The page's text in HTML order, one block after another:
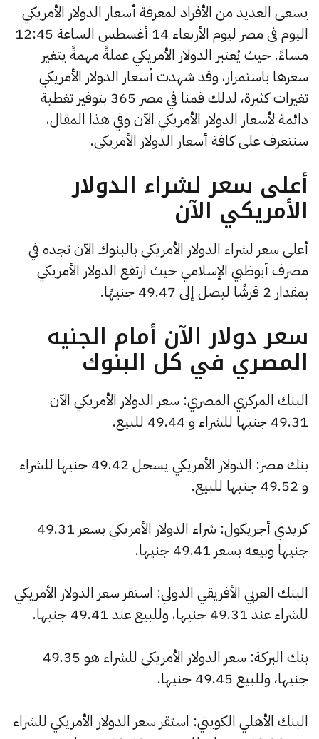
يسعى العديد من الأفراد لمعرفة أسعار الدولار الأمريكي
اليوم في مصر ليوم الأربعاء 14 أغسطس الساعة 12:45
مساءً. حيث يُعتبر الدولار الأمريكي عملةً مهمةً يتغير
سعرها باستمرار، وقد شهدت أسعار الدولار الأمريكي
تغيرات كثيرة، لذلك قمنا في مصر 365 بتوفير تغطية
دائمة لأسعار الدولار الأمريكي الآن وفي هذا المقال،
سنتعرف على كافة أسعار الدولار الأمريكي.
أعلى سعر لشراء الدولار
الأمريكي الآن
أعلى سعر لشراء الدولار الأمريكي بالبنوك الآن تجده في
مصرف أبوظبي الإسلامي حيث ارتفع الدولار الأمريكي
بمقدار 2 قرشًا ليصل إلى 49.47 جنيهًا.
سعر دولار الآن أمام الجنيه
المصري في كل البنوك
البنك المركزي المصري: سعر الدولار الأمريكي الآن
49.31 جنيها للشراء و 49.44 للبيع.
بنك مصر: الدولار الأمريكي يسجل 49.42 جنيها للشراء
و 49.52 جنيها للبيع.
كريدي أجريكول: شراء الدولار الأمريكي بسعر 49.31
جنيها وبيعه بسعر 49.41 جنيها.
البنك العربي الأفريقي الدولي: استقر سعر الدولار الأمريكي
للشراء عند 49.31 جنيها، وللبيع عند 49.41 جنيها.
بنك البركة: سعر الدولار الأمريكي للشراء هو 49.35
جنيها، وللبيع 49.45 جنيها.
البنك الأهلي الكويتي: استقر سعر الدولار الأمريكي للشراء